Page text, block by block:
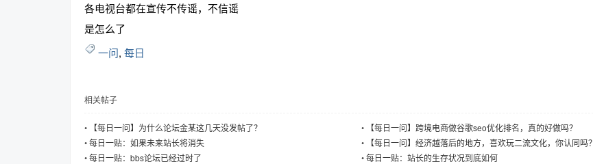
各电视台都在宣传不传谣，不信谣
是怎么了
一问, 每日
相关帖子
• 【每日一问】为什么论坛金某这几天没发帖了？ •
【每日一问】跨境电商做谷歌seo优化排名，真的好做吗？
•每日一贴：如果未来站长将消失 •
【每日一问】经济越落后的地方，喜欢玩二流文化，你认同吗？
•每日一贴：bbs论坛已经过时了 •每日一贴：站长的生存状况到底如何